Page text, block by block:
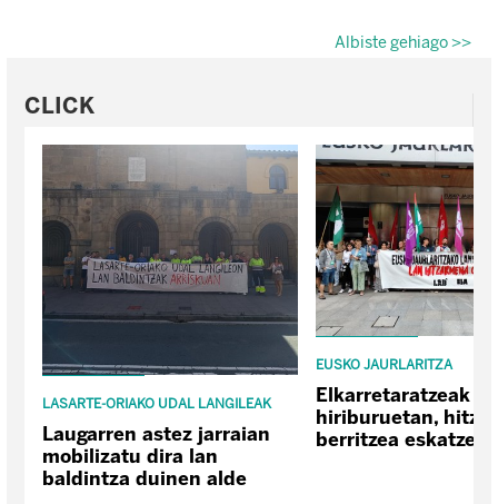
Albiste gehiago >>
CLICK
LASARTE-ORIAKO UDAL LANGILEAK
Laugarren astez jarraian
mobilizatu dira lan
baldintza duinen alde
EUSKO JAURLARITZA
Elkarretaratzeak
hiriburuetan,
berritzea eskatzeko